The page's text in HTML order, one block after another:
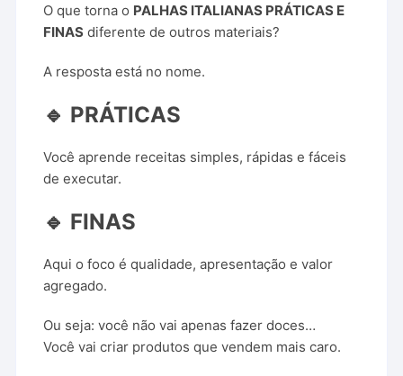
O que torna o PALHAS ITALIANAS PRÁTICAS E
FINAS diferente de outros materiais?
A resposta está no nome.
🔹 PRÁTICAS
Você aprende receitas simples, rápidas e fáceis
de executar.
🔹 FINAS
Aqui o foco é qualidade, apresentação e valor
agregado.
Ou seja: você não vai apenas fazer doces…
Você vai criar produtos que vendem mais caro.